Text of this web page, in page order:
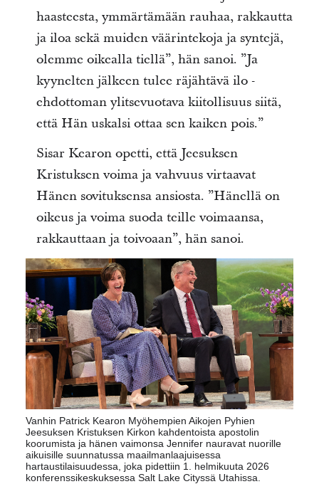
haasteesta, ymmärtämään rauhaa, rakkautta
ja iloa sekä muiden väärintekoja ja syntejä,
olemme oikealla tiellä”, hän sanoi. ”Ja
kyynelten jälkeen tulee räjähtävä ilo -
ehdottoman ylitsevuotava kiitollisuus siitä,
että Hän uskalsi ottaa sen kaiken pois.”
Sisar Kearon opetti, että Jeesuksen
Kristuksen voima ja vahvuus virtaavat
Hänen sovituksensa ansiosta. ”Hänellä on
oikeus ja voima suoda teille voimaansa,
rakkauttaan ja toivoaan”, hän sanoi.
Vanhin Patrick Kearon Myöhempien Aikojen Pyhien
Jeesuksen Kristuksen Kirkon kahdentoista apostolin
koorumista ja hänen vaimonsa Jennifer nauravat nuorille
aikuisille suunnatussa maailmanlaajuisessa
hartaustilaisuudessa, joka pidettiin 1. helmikuuta 2026
konferenssikeskuksessa Salt Lake Cityssä Utahissa.